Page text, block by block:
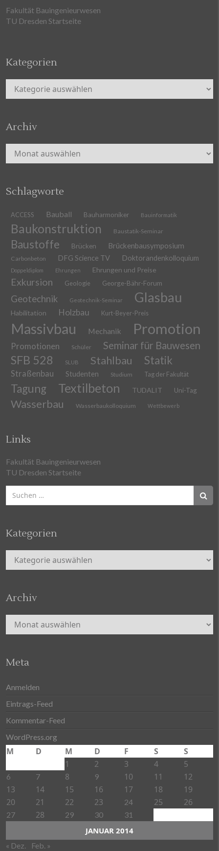
Fakultät Bauingenieurwesen
TU Dresden Startseite
Kategorien
Kategorien
Archiv
Archiv
Schlagworte
ACCESS Bauball Bauharmoniker Bauinformatik
Baukonstruktion Baustatik-Seminar
Baustoffe Brücken Brückenbausymposium
Carbonbeton DFG Science TV Doktorandenkolloquium
Doppeldiplom Ehrungen Ehrungen und Preise
Exkursion Geologie George-Bähr-Forum
Geotechnik Geotechnik-Seminar Glasbau
Habilitation Holzbau Kurt-Beyer-Preis
Massivbau Mechanik Promotion
Promotionen Schüler Seminar für Bauwesen
SFB 528 SLUB Stahlbau Statik
Straßenbau Studenten Studium Tag der Fakultät
Tagung Textilbeton TUDALIT Uni-Tag
Wasserbau Wasserbaukolloquium Wettbewerb
Links
Fakultät Bauingenieurwesen
TU Dresden Startseite
Suchen
nach:
Kategorien
Kategorien
Archiv
Archiv
Meta
Anmelden
Eintrags-Feed
Kommentar-Feed
WordPress.org
JANUAR 2014
M D M D F S
S
1
2 3 4 5
6 7 8 9 10 11
12
13
14 15 16 17 18
19
20
21 22 23 24 25 26
27 28 29 30 31
« Dez. Feb. »